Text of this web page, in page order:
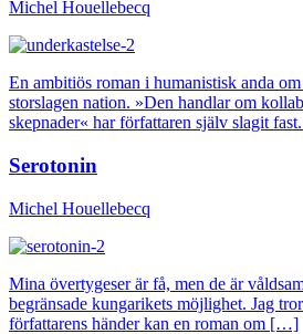
Michel Houellebecq
En ambitiös roman i humanistisk anda
storslagen nation. »Den handlar om
skepnader« har författaren själv slagit
Serotonin
Michel Houellebecq
Mina övertygeser är få, men de är
begränsade kungarikets möjlighet. Jag
författarens händer kan en roman om […]